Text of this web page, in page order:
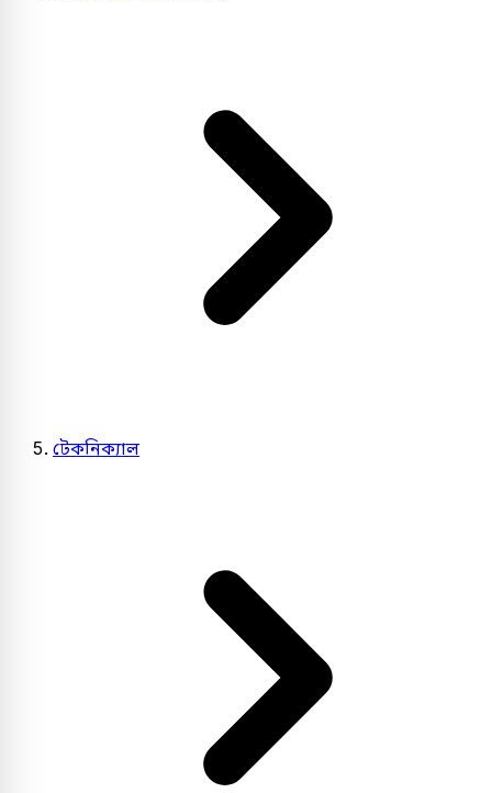
টেকনিক্যাল